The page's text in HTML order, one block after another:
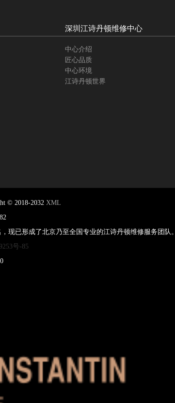
深圳江诗丹顿维修中心
中心介绍
匠心品质
中心环境
江诗丹顿世界
© 2018-2032 XML
现已形成了北京乃至全国专业的江诗丹顿维修服务团队。
号-85